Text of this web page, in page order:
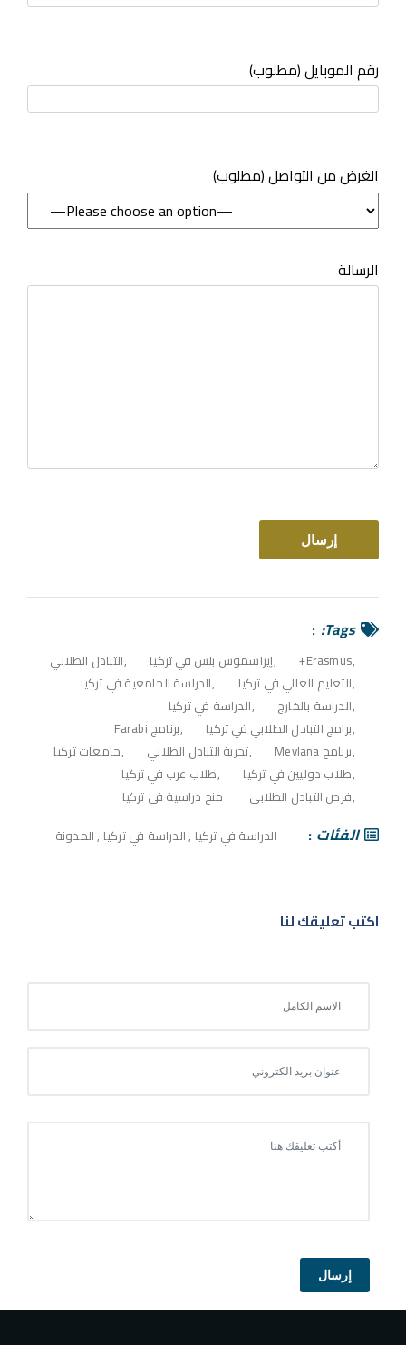
رقم الموبايل (مطلوب)
(مطلوب) الغرض من التواصل
الرسالة
Tags:
Erasmus+ إيراسموس بلس في تركيا
التبادل الطلابي
التعليم العالي في تركيا
الدراسة الجامعية في تركيا
الدراسة بالخارج
الدراسة في تركيا
برامج التبادل الطلابي في تركيا
برنامج Farabi
برنامج Mevlana
تجربة التبادل الطلابي
جامعات تركيا
طلاب دوليين في تركيا
طلاب عرب في تركيا
فرص التبادل الطلابي
منح دراسية في تركيا
الفئات الدراسة في تركيا ,الدراسة في تركيا ,المدونة
اكتب تعليقك لنا
إرسال